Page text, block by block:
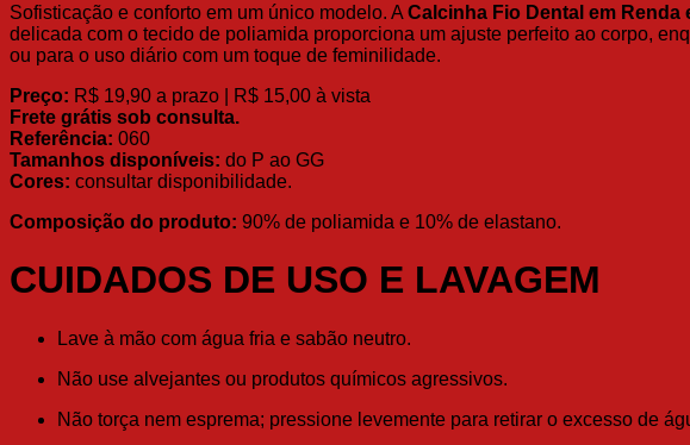
Sofisticação e conforto em um único modelo. A Calcinha Fio Dental em Renda
delicada com o tecido de poliamida proporciona um ajuste perfeito ao corpo,
ou para o uso diário com um toque de feminilidade.
Preço: R$ 19,90 a prazo | R$ 15,00 à vista
Frete grátis sob consulta.
Referência: 060
Tamanhos disponíveis: do P ao GG
Cores: consultar disponibilidade.
Composição do produto: 90% de poliamida e 10% de elastano.
CUIDADOS DE USO E LAVAGEM
Lave à mão com água fria e sabão neutro.
Não use alvejantes ou produtos químicos agressivos.
Não torça nem esprema; pressione levemente para retirar o excesso de